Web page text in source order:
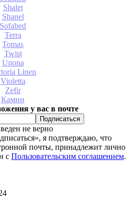
Shalet
Shanel
Sofabed
Terra
Tomas
Twist
Unona
Linen
Violetta
Zefir
Камни
у вас в почте
не верно
я подтверждаю, что
почты, принадлежит лично
с Пользовательским соглашением.